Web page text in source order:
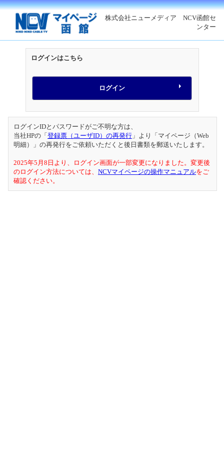
株式会社ニューメディア NCV函館セ
ンター
ログインはこちら
ログインIDとパスワードがご不明な方は、
当社HPの「 登録票（ユーザID）の再発行 」より「マイページ（Web
明細）」の再発行をご依頼いただくと後日書類を郵送いたします。
2025年5月8日より、ログイン画面が一部変更になりました。変更後
のログイン方法については、 NCVマイページの操作マニュアルをご
確認ください。